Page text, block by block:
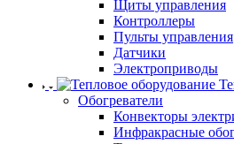
Щиты управления
Контроллеры
Пульты управления
Датчики
Электроприводы
Обогреватели
Конвекторы
Инфракрасные